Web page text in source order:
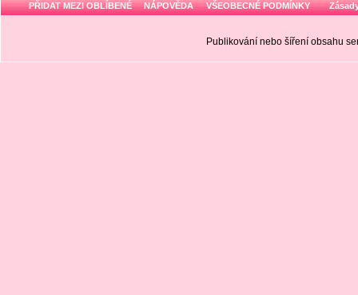
PŘIDAT MEZI OBLÍBENÉ NÁPOVĚDA VŠEOBECNÉ PODMÍNKY
Publikování nebo šíření obsahu